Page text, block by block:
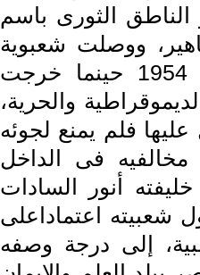
الناطق الثورى باسم
ووصلت شعبوية
يوليو الى أوجهها فى أزمة مارس 1954 حينما خرجت
والحرية،
فلم يمنع لجوئه
فى الداخل
أنور السادات
شعبيته اعتماداعلى
إلى درجة وصفه